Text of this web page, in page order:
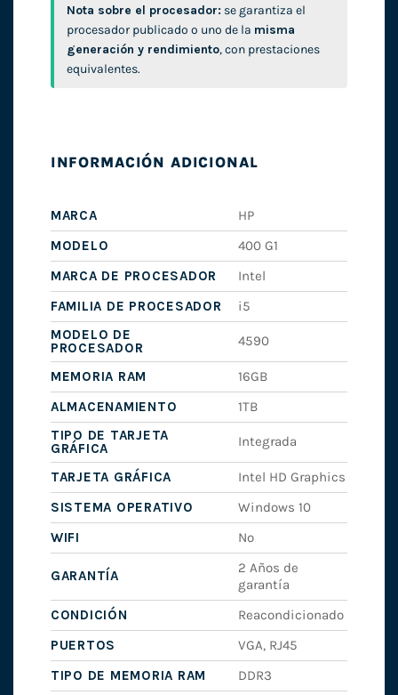
Nota sobre el procesador: se garantiza el
procesador publicado o uno de la misma
generación y rendimiento, con prestaciones
equivalentes.
INFORMACIÓN ADICIONAL
MARCA
HP
MODELO
400 G1
MARCA DE PROCESADOR
Intel
FAMILIA DE PROCESADOR
i5
MODELO DE
PROCESADOR
4590
MEMORIA RAM
16GB
ALMACENAMIENTO
1TB
TIPO DE TARJETA
GRÁFICA
Integrada
TARJETA GRÁFICA
Intel HD Graphics
SISTEMA OPERATIVO
Windows 10
WIFI
No
GARANTÍA
2 Años de
garantía
CONDICIÓN
Reacondicionado
PUERTOS
VGA, RJ45
TIPO DE MEMORIA RAM
DDR3